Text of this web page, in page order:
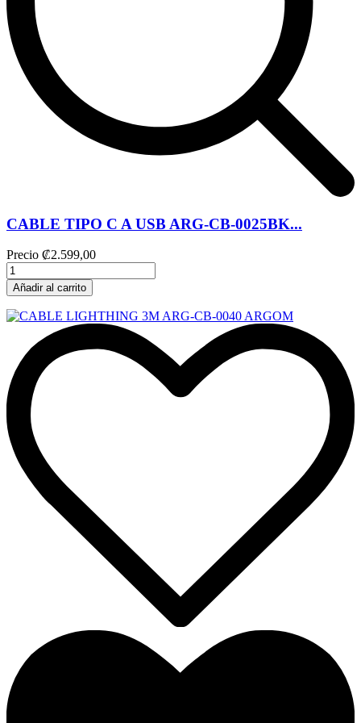
CABLE TIPO C A USB ARG-CB-0025BK...
Precio ₡2.599,00
Añadir al carrito